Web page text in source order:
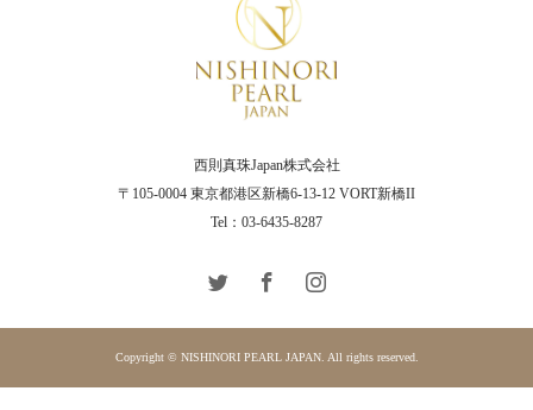
西則真珠Japan株式会社
〒105-0004 東京都港区新橋6-13-12 VORT新橋II
Tel：03-6435-8287
Copyright © NISHINORI PEARL JAPAN. All rights reserved.